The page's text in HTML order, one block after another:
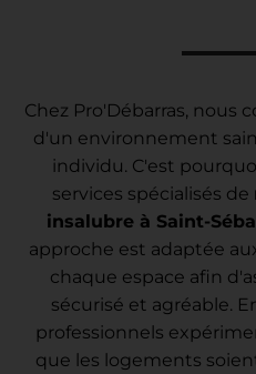
Chez Pro'Débarras, nous
d'un environnement
individu. C'est
services spécialisés de
insalubre à Saint-
approche est adaptée
chaque espace afin
sécurisé et agréable.
professionnels
que les logements